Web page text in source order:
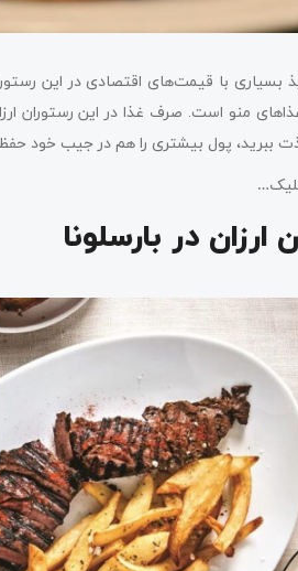
با قیمت‌های اقتصادی در این
منو است. صرف غذا در این رستوران
ببرید، پول بیشتری را هم در جیب خود
ارزان در بارسلونا